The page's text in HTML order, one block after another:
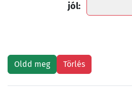
jól: